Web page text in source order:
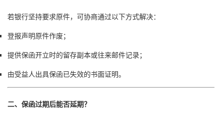
若银行坚持要求原件，可协商通过以下方式解决：
登报声明原件作废；
提供保函开立时的留存副本或往来邮件记录；
由受益人出具保函已失效的书面证明。
二、保函过期后能否延期？